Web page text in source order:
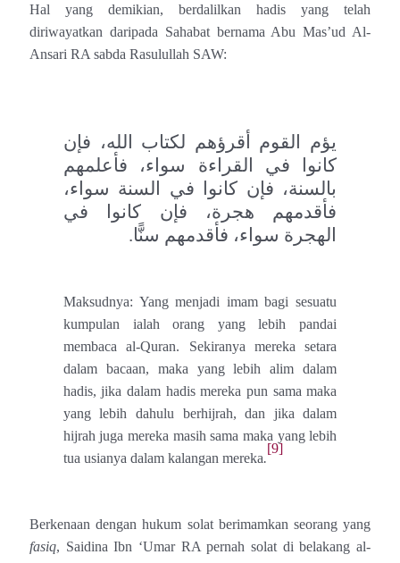
Hal yang demikian, berdalilkan hadis yang telah
diriwayatkan daripada Sahabat bernama Abu Mas’ud Al-
Ansari RA sabda Rasulullah SAW:
‏يؤم القوم أقرؤهم لكتاب الله، فإن
كانوا في القراءة سواء، فأعلمهم
بالسنة، فإن كانوا في السنة سواء،
فأقدمهم هجرة، فإن كانوا في
الهجرة سواء، فأقدمهم سنًّا.
Maksudnya: Yang menjadi imam bagi sesuatu
kumpulan ialah orang yang lebih pandai
membaca al-Quran. Sekiranya mereka setara
dalam bacaan, maka yang lebih alim dalam
hadis, jika dalam hadis mereka pun sama maka
yang lebih dahulu berhijrah, dan jika dalam
hijrah juga mereka masih sama maka yang lebih
tua usianya dalam kalangan mereka.
[9]
Berkenaan dengan hukum solat berimamkan seorang yang
fasiq, Saidina Ibn ‘Umar RA pernah solat di belakang al-